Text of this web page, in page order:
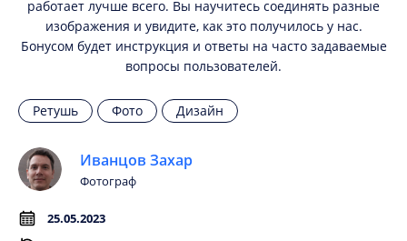
работает лучше всего. Вы научитесь соединять разные
изображения и увидите, как это получилось у нас.
Бонусом будет инструкция и ответы на часто задаваемые
вопросы пользователей.
Ретушь Фото Дизайн
Иванцов Захар
Фотограф
25.05.2023